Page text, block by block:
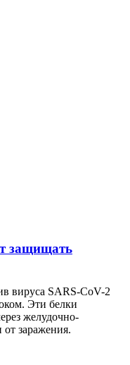
защищать
вируса SARS-CoV-2
Эти белки
желудочно-
заражения.